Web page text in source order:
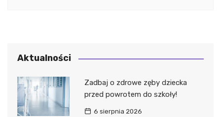
Aktualności
Zadbaj o zdrowe zęby dziecka
przed powrotem do szkoły!
6 sierpnia 2026